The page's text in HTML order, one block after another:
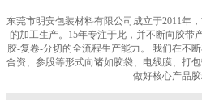
东莞市明安包装材料有限公司成立于2011年
的加工生产。15年专注于此，并不断向胶带
胶-复卷-分切的全流程生产能力。 我们在不
合资、参股等形式向诸如胶袋、电线膜、打
做好核心产品